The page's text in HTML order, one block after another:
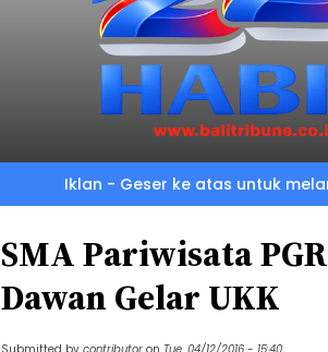
Iklan - Geser ke atas untuk
SMA Pariwisata
Dawan Gelar UKK